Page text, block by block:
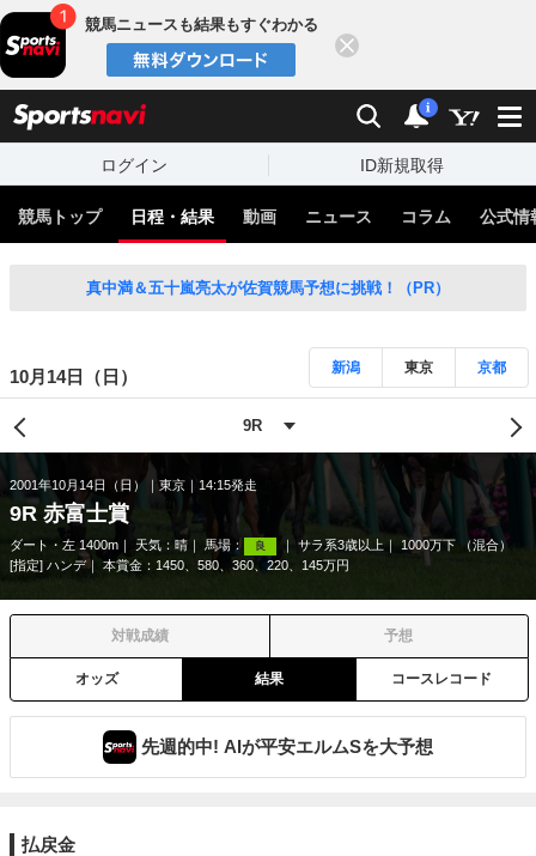
競馬ニュースも結果もすぐわかる
検索 通知
i
ログイン ID新規取得
競馬トップ 日程・結果 動画 ニュース コラム 公式情
真中満＆五十嵐亮太が佐賀競馬予想に挑戦！（PR）
10月14日（日） 新潟 東京 京都
2001年10月14日（日） 東京 14:15発走
9R 赤富士賞
ダート・左 1400m 天気： 晴 馬場： 良 サラ系3歳以上
1000万下 （混合）
[指定] ハンデ
本賞金：1450、580、360、220、145万円
対戦成績 予想
オッズ 結果 コースレコード
先週的中! AIが平安エルムSを大予想
払戻金